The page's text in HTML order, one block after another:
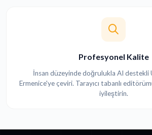
Profesyonel Kalite
İnsan düzeyinde doğrulukla AI destekli
Ermenice'ye çeviri. Tarayıcı tabanlı
iyileştirin.